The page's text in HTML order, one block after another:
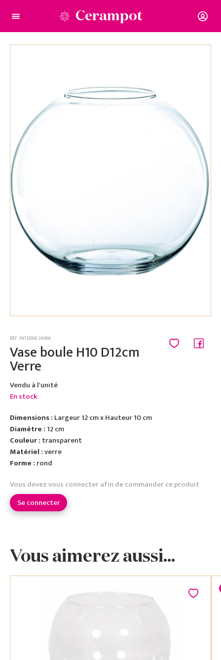
Cerampot
RÉF. INTERNE 36966
Vase boule H10 D12cm
Verre
Vendu à l'unité
En stock
Dimensions : Largeur 12 cm x Hauteur 10 cm
Diamètre : 12 cm
Couleur : transparent
Matériel :verre
Forme : rond
Vous devez vous connecter afin de commander ce produit
Se connecter
Vous aimerez aussi...